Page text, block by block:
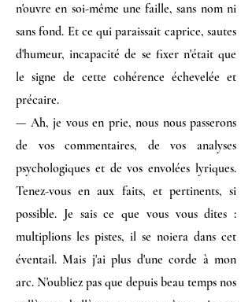
n'ouvre en soi-même une faille, sans nom ni
sans fond. Et ce qui paraissait caprice, sautes
d'humeur, incapacité de se fixer n'était que
le signe de cette cohérence échevelée et
précaire.
— Ah, je vous en prie, nous nous passerons
de vos commentaires, de vos analyses
psychologiques et de vos envolées lyriques.
Tenez-vous en aux faits, et pertinents, si
possible. Je sais ce que vous vous dites :
multiplions les pistes, il se noiera dans cet
éventail. Mais j'ai plus d'une corde à mon
arc. N'oubliez pas que depuis beau temps nos